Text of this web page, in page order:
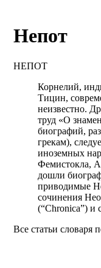
Непот
НЕПОТ
Корнелий,
Тицин,
неизвестно.
труд «О
биографий,
грекам),
иноземных
Фемистокла,
дошли
приводимые
сочинения
(“Chronica”) и
Все статьи словаря